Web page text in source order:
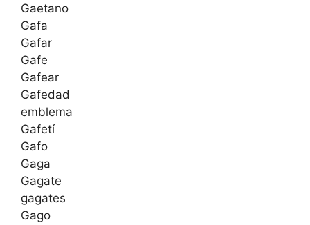
Gaetano
Gafa
Gafar
Gafe
Gafear
Gafedad
emblema
Gafetí
Gafo
Gaga
Gagate
gagates
Gago